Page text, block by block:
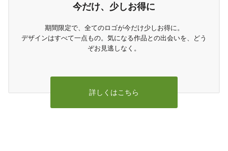
今だけ、少しお得に
期間限定で、全てのロゴが今だけ少しお得に。
デザインはすべて一点もの。気になる作品との出会いを、どう
ぞお見逃しなく。
詳しくはこちら